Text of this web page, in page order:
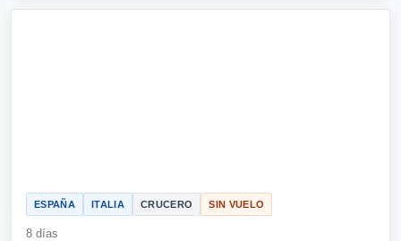
ESPAÑA ITALIA CRUCERO SIN VUELO
8 días